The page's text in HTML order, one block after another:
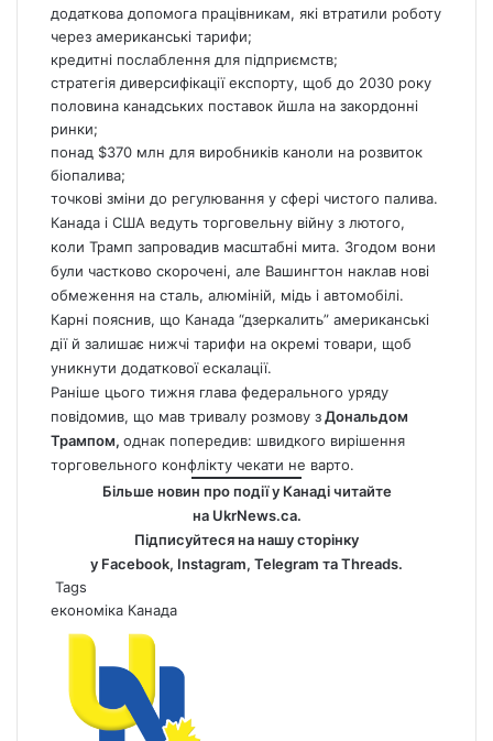
додаткова допомога працівникам, які втратили роботу
через американські тарифи;
кредитні послаблення для підприємств;
стратегія диверсифікації експорту, щоб до 2030 року
половина канадських поставок йшла на закордонні
ринки;
понад $370 млн для виробників каноли на розвиток
біопалива;
точкові зміни до регулювання у сфері чистого палива.
Канада і США ведуть торговельну війну з лютого,
коли Трамп запровадив масштабні мита. Згодом вони
були частково скорочені, але Вашингтон наклав нові
обмеження на сталь, алюміній, мідь і автомобілі.
Карні пояснив, що Канада “дзеркалить” американські
дії й залишає нижчі тарифи на окремі товари, щоб
уникнути додаткової ескалації.
Раніше цього тижня глава федерального уряду
повідомив, що мав тривалу розмову зДональдом
Трампом, однак попередив: швидкого вирішення
торговельного конфлікту чекати не варто.
Більше новин про події у Канаді читайте
на UkrNews.ca.
Підписуйтеся на нашу сторінку
у Facebook, Instagram, Telegram таThreads.
Tags
економіка Канада